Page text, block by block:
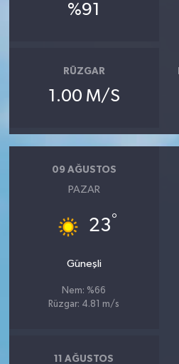
%91
RÜZGAR
1.00 M/S
09 AĞUSTOS
PAZAR
23°
Güneşli
Nem: %66
Rüzgar: 4.81 m/s
11 AĞUSTOS